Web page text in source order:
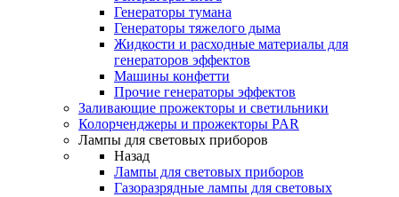
Генераторы тумана
Генераторы тяжелого дыма
Жидкости и расходные материалы для
генераторов эффектов
Машины конфетти
Прочие генераторы эффектов
Заливающие прожекторы и светильники
Колорченджеры и прожекторы PAR
Лампы для световых приборов
Назад
Лампы для световых приборов
Газоразрядные лампы для световых